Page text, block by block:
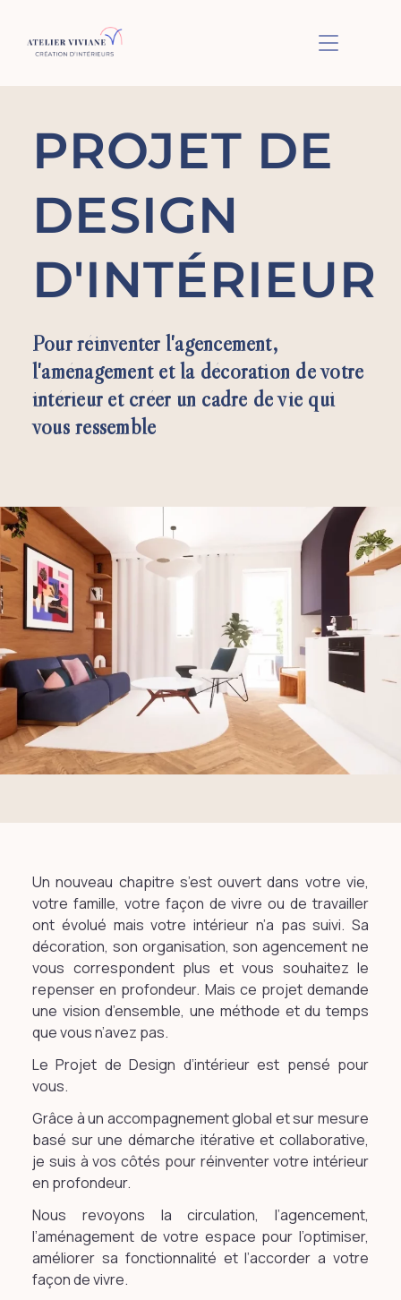
BASCULER
PROJET DE
DESIGN
D'INTÉRIEUR
Pour réinventer l'agencement,
l'aménagement et la décoration de votre
intérieur et créer un cadre de vie qui
vous ressemble
Un nouveau chapitre s’est ouvert dans votre vie,
votre famille, votre façon de vivre ou de travailler
ont évolué mais votre intérieur n’a pas suivi. Sa
décoration, son organisation, son agencement ne
vous correspondent plus et vous souhaitez le
repenser en profondeur. Mais ce projet demande
une vision d’ensemble, une méthode et du temps
que vous n’avez pas.
Le Projet de Design d’intérieur est pensé pour
vous.
Grâce à un accompagnement global et sur mesure
basé sur une démarche itérative et collaborative,
je suis à vos côtés pour réinventer votre intérieur
en profondeur.
Nous revoyons la circulation, l’agencement,
l’aménagement de votre espace pour l’optimiser,
améliorer sa fonctionnalité et l’accorder a votre
façon de vivre.